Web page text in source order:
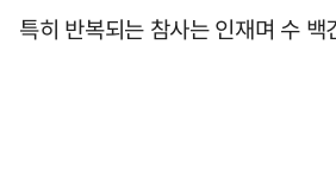
특히 반복되는 참사는 인재며 수